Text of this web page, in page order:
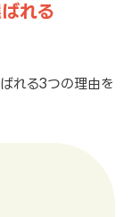
れる
れる3つの理由を